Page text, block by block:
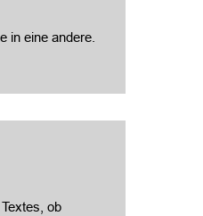
in eine andere.
ob